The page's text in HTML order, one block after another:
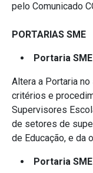
pelo Comunicado
PORTARIAS SME
Portaria
Altera a Portaria
critérios e
Supervisores
de setores de
de Educação, e da
Portaria